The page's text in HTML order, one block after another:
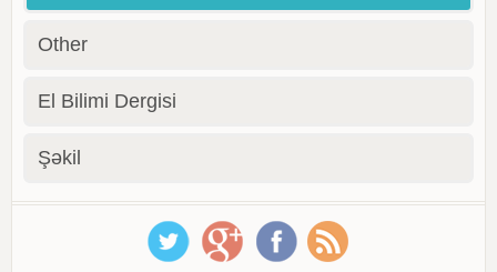
Other
El Bilimi Dergisi
Şəkil